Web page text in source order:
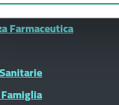
Farmaceutica